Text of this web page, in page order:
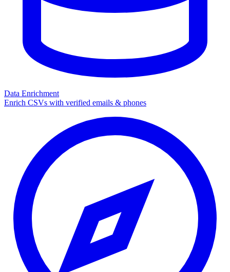
Data Enrichment
Enrich CSVs with verified emails & phones